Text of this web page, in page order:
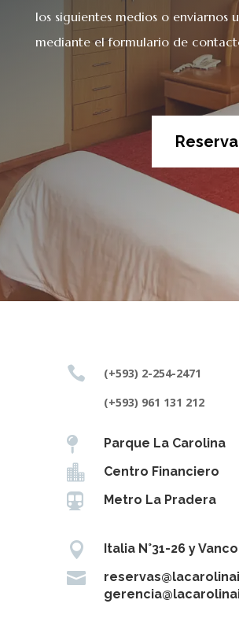
los siguientes medios o enviarnos
mediante el formulario de

(+593) 2-254-2471
(+593) 961 131 212
 Parque La Carolina
 Centro Financiero
 Metro La Pradera
 Italia N°31-26 y
